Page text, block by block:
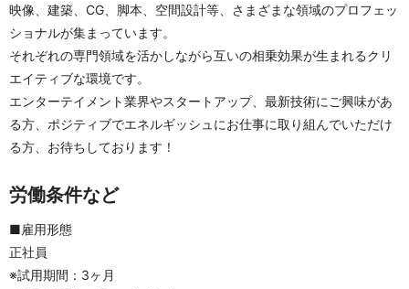
映像、建築、CG、脚本、空間設計等、さまざまな領域のプロフェッ
ショナルが集まっています。
それぞれの専門領域を活かしながら互いの相乗効果が生まれるクリ
エイティブな環境です。
エンターテイメント業界やスタートアップ、最新技術にご興味があ
る方、ポジティブでエネルギッシュにお仕事に取り組んでいただけ
る方、お待ちしております！
労働条件など
■雇用形態
正社員
※試用期間：3ヶ月